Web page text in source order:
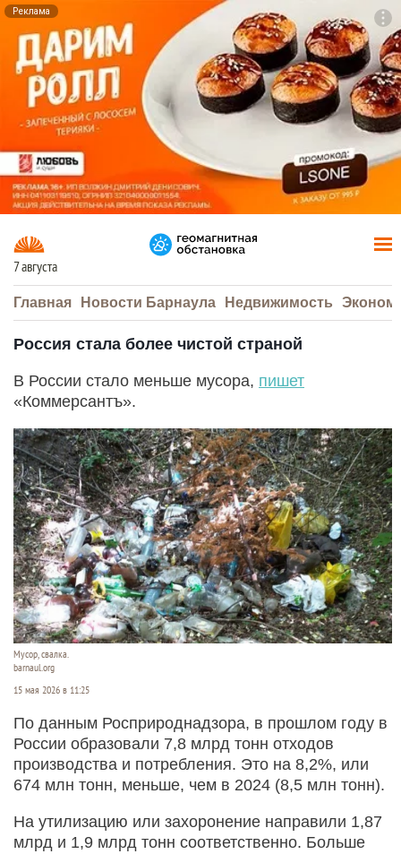
Реклама
7 августа
Главная Новости Барнаула Недвижимость
Россия стала более чистой страной
В России стало меньше мусора, пишет
«Коммерсантъ».
Мусор, свалка.
barnaul.org
15 мая 2026 в 11:25
По данным Росприроднадзора, в прошлом году в
России образовали 7,8 млрд тонн отходов
производства и потребления. Это на 8,2%, или
674 млн тонн, меньше, чем в 2024 (8,5 млн тонн).
На утилизацию или захоронение направили 1,87
млрд и 1,9 млрд тонн соответственно. Больше